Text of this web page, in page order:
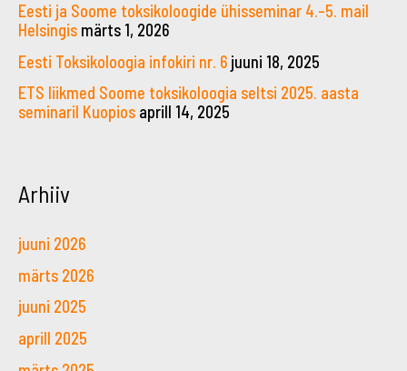
Eesti ja Soome toksikoloogide ühisseminar 4.–5. mail
Helsingis märts 1, 2026
Eesti Toksikoloogia infokiri nr. 6 juuni 18, 2025
ETS liikmed Soome toksikoloogia seltsi 2025. aasta
seminaril Kuopios aprill 14, 2025
Arhiiv
juuni 2026
märts 2026
juuni 2025
aprill 2025